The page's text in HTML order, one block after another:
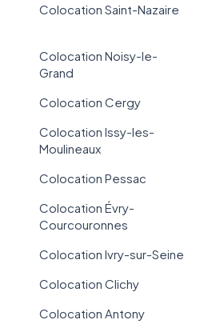
Colocation Saint-Nazaire
Colocation Noisy-le-
Grand
Colocation Cergy
Colocation Issy-les-
Moulineaux
Colocation Pessac
Colocation Évry-
Courcouronnes
Colocation Ivry-sur-Seine
Colocation Clichy
Colocation Antony